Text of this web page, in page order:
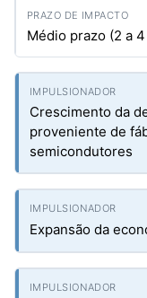
Médio prazo (2 a
Crescimento da
proveniente de
semicondutores
Expansão da